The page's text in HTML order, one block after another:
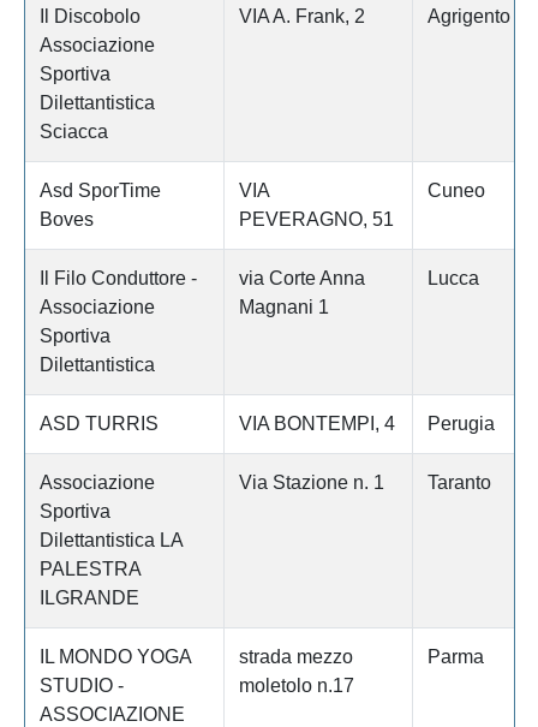
Il Discobolo
Associazione
Sportiva
Dilettantistica
Sciacca
VIA A. Frank, 2 Agrigento
Asd SporTime
Boves
VIA
PEVERAGNO, 51
Cuneo
Il Filo Conduttore -
Associazione
Sportiva
Dilettantistica
via Corte Anna
Magnani 1
Lucca
ASD TURRIS VIA BONTEMPI, 4 Perugia
Associazione
Sportiva
Dilettantistica LA
PALESTRA
ILGRANDE
Via Stazione n. 1 Taranto
IL MONDO YOGA
STUDIO -
ASSOCIAZIONE
strada mezzo
moletolo n.17
Parma